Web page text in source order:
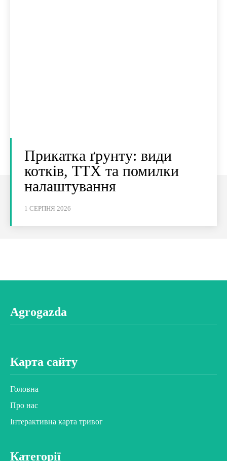
Прикатка ґрунту: види
котків, ТТХ та помилки
налаштування
1 СЕРПНЯ 2026
Agrogazda
Карта сайту
Головна
Про нас
Інтерактивна карта тривог
Категорії